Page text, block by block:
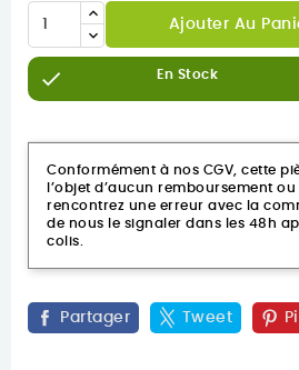
Ajouter Au
 En Stock
Conformément à nos CGV, cette
l’objet d’aucun remboursement ou
rencontrez une erreur avec la
de nous le signaler dans les 48h
colis.
Partager Tweet